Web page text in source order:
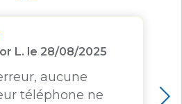
L. le 28/08/2025
aucune
téléphone ne